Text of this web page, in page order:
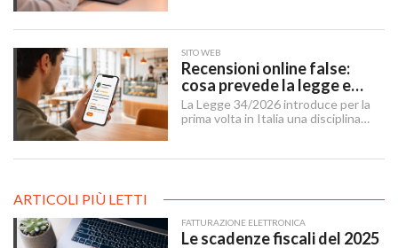
SITO WEB
Recensioni online false:
cosa prevede la legge e
cosa possono fare le
imprese
La Legge 34/2026 introduce per la
prima volta in Italia una disciplina
ristorazione e del turismo.
ARTICOLI PIÙ LETTI
FATTURAZIONE ELETTRONICA
Le scadenze fiscali del 2025